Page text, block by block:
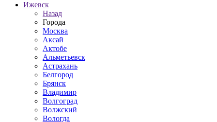
Ижевск
Назад
Города
Москва
Аксай
Актобе
Альметьевск
Астрахань
Белгород
Брянск
Владимир
Волгоград
Волжский
Вологда